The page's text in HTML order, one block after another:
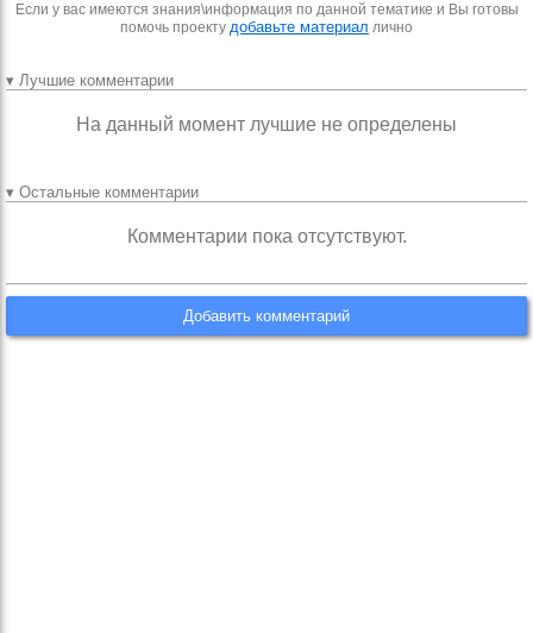
Если у вас имеются знания\информация по данной тематике и Вы готовы
помочь проекту добавьте материал лично
▾ Лучшие комментарии
На данный момент лучшие не определены
▾ Остальные комментарии
Комментарии пока отсутствуют.
Добавить комментарий